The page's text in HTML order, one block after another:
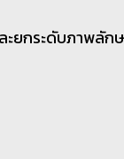
ยกระดับภาพลัก